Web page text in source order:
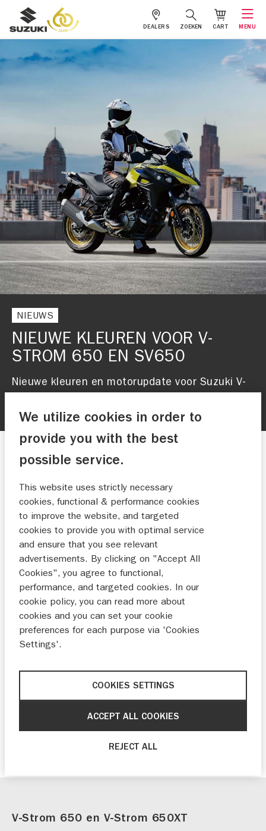
DEALERS ZOEKEN CART MENU
NIEUWS
NIEUWE KLEUREN VOOR V-
STROM 650 EN SV650
Nieuwe kleuren en motorupdate voor Suzuki V-
22-01-2021
Nieuwe kleuren en motorupdate
voor Suzuki V-Strom 650 en SV650
Suzuki onthult de nieuwe kleuren van de
populaire V-Strom 650 en SV650. Dit jaar
krijgen de twee modellen naast nieuwe kleuren
ook een technische update: de 645 cc V-Twin
krijgt een update naar Euro5.
kleuren voor V-Strom 650XT
Drie nieuwe kleuren voor SV650
V-Strom 650 en V-Strom 650XT
We utilize cookies in order to
provide you with the best
possible service.
This website uses strictly necessary
cookies, functional & performance cookies
to improve the website, and targeted
cookies to provide you with optimal service
and ensure that you see relevant
advertisements. By clicking on "Accept All
Cookies", you agree to functional,
performance, and targeted cookies. In our
cookie policy, you can read more about
cookies and you can set your cookie
preferences for each purpose via 'Cookies
Settings'.
COOKIES SETTINGS
REJECT ALL
ACCEPT ALL COOKIES